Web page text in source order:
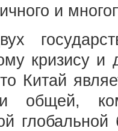
и
кризису
Китай
общей,
глобальной